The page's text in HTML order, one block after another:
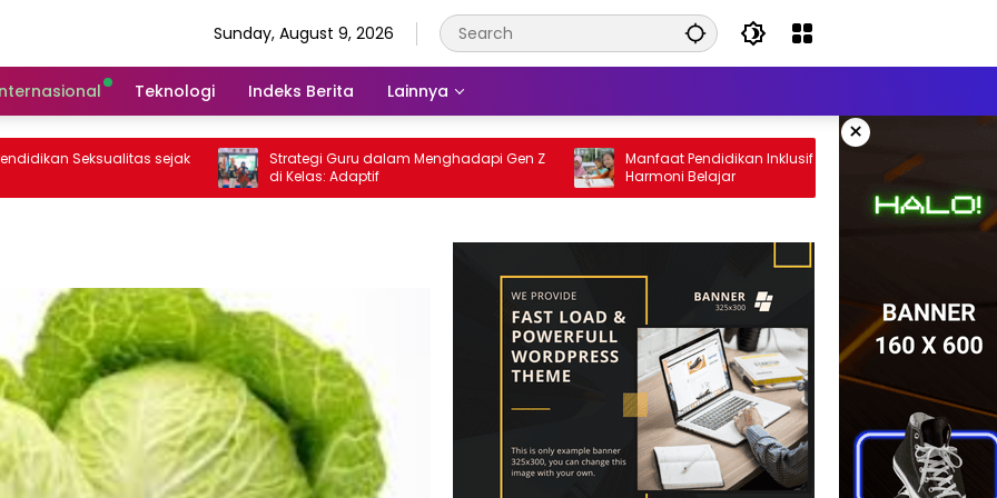
Sunday, August 9, 2026
Teknologi Indeks Berita Lainnya
×
Seksualitas sejak
Strategi Guru dalam Menghadapi Gen Z
di Kelas: Adaptif
Manfaat Pendidikan Inklusif bagi Siswa:
Harmoni Belajar